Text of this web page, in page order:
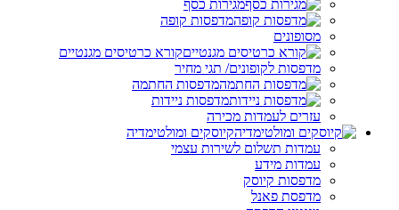
מגירות כסף
מדפסות קופה
מסופונים
קורא כרטיסים מגנטיים
מדפסות לקופונים/ תגי מחיר
מדפסות החתמה
מדפסות ניידות
עזרים לעמדות מכירה
קיוסקים ומולטימדיה
עמדות תשלום לשירות עצמי
עמדות מידע
מדפסות קיוסק
מדפסת פאנל